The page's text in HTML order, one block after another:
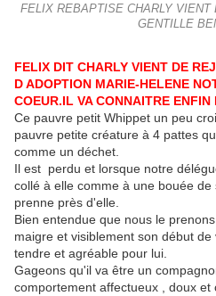
FELIX REBAPTISE CHARLY VIENT
GENTILLE
FELIX DIT CHARLY VIENT DE
D ADOPTION MARIE-HELENE
COEUR.IL VA CONNAITRE ENFIN
Ce pauvre petit Whippet un peu
pauvre petite créature à 4 pattes
comme un déchet.
Il est perdu et lorsque notre
collé à elle comme à une bouée
prenne près d'elle.
Bien entendue que nous le
maigre et visiblement son début
tendre et agréable pour lui.
Gageons qu'il va être un
comportement affectueux , doux et